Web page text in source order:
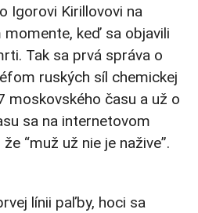
Igorovi Kirillovovi na
keď sa objavili
Tak sa prvá správa o
ruských síl chemickej
moskovského času a už o
sa na internetovom
“muž už nie je nažive”.
línii paľby, hoci sa